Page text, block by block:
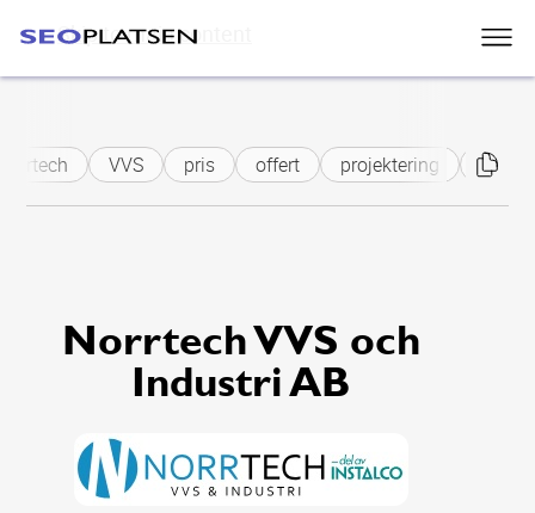
Skip to main content
VVS pris offert projektering
Norrtech VVS och
Industri AB